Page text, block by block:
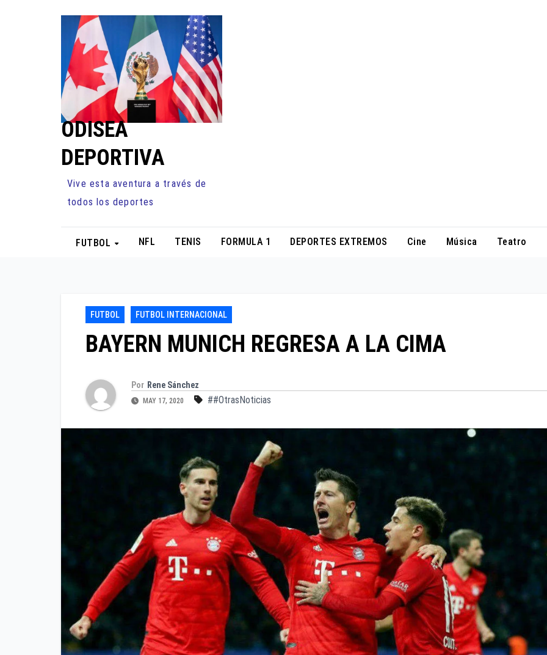
ODISEA
DEPORTIVA
Vive esta aventura a través de
todos los deportes
FUTBOL NFL TENIS FORMULA 1 DEPORTES EXTREMOS Cine Música Teatro
FUTBOL FUTBOL INTERNACIONAL
BAYERN MUNICH REGRESA A LA CIMA
Por Rene Sánchez
MAY 17, 2020 ##OtrasNoticias